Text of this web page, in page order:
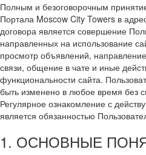
Полным и безоговорочным
Портала Moscow City Towers в
договора является совершение
направленных на использование
просмотр объявлений,
связи, общение в чате и иные
функциональности сайта.
быть изменено в любое время без
Регулярное ознакомление с
является обязанностью
1. ОСНОВНЫЕ